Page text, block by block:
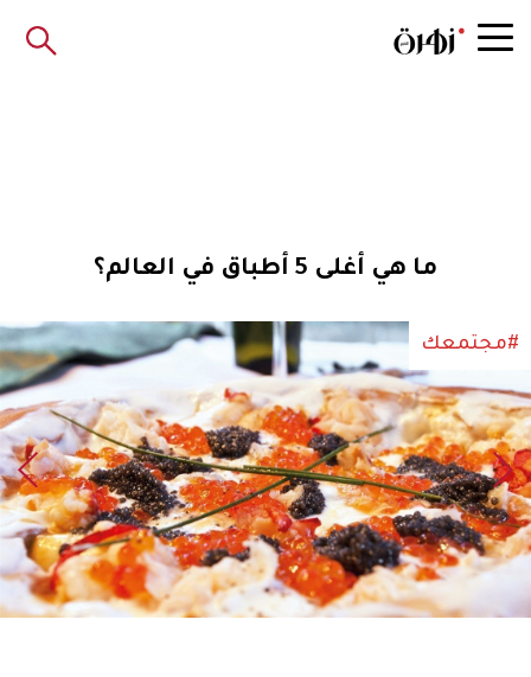
ما هي أغلى 5 أطباق في العالم؟
#مجتمعك